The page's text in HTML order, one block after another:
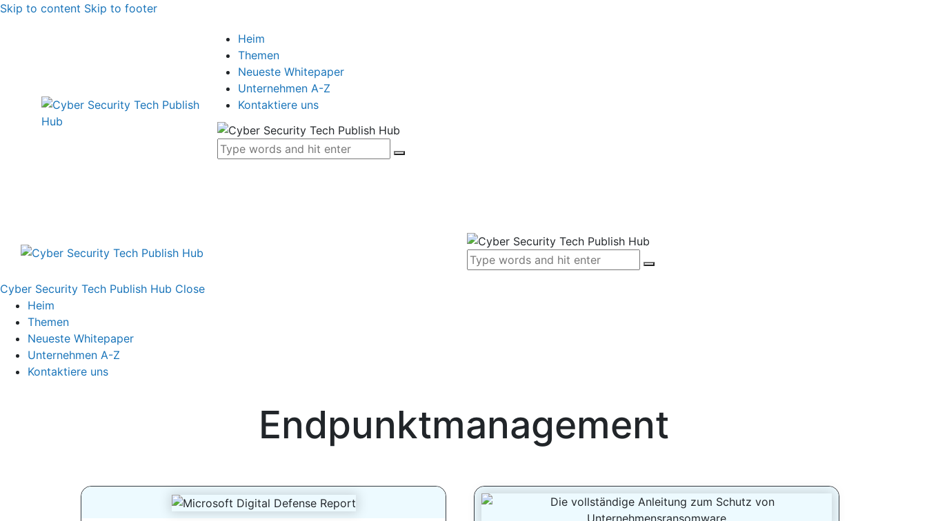
Skip to content Skip to footer
Heim
Themen
Neueste Whitepaper
Unternehmen A-Z
Kontaktiere uns
Cyber Security Tech Publish Hub Close
Heim
Themen
Neueste Whitepaper
Unternehmen A-Z
Kontaktiere uns
Endpunktmanagement